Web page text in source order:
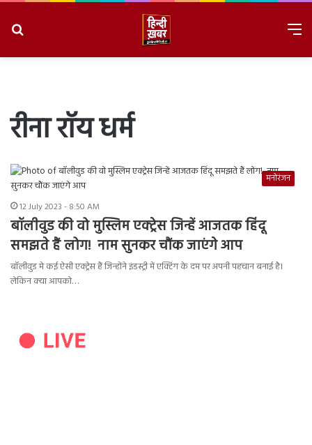
रीना रॉय धर्म
मनोरंजन
12 July 2023 - 8:50 AM
बॉलीवुड की वो मुस्लिम एक्ट्रेस जिन्हें आजतक हिंदू
समझते हैं लोग! नाम सुनकर चौंक जाएंगे आप
बॉलीवुड मे कई ऐसी एक्ट्रेस हैं जिन्होंने इंडस्ट्री में एक्टिंग के दम पर अपनी पहचान बनाई है।
लेकिन क्या आपको…